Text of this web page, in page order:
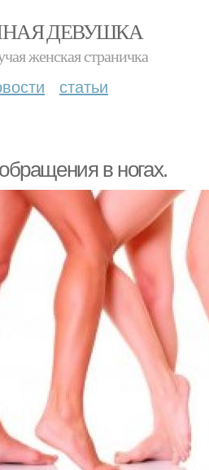
ДЕВУШКА
женская страничка
статьи
в ногах.